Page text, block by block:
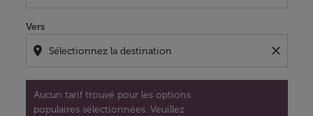
Vers
location_on close
Aucun tarif trouvé pour les options
populaires sélectionnées. Veuillez